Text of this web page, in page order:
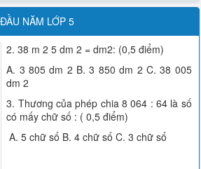
NĂM LỚP 5
2. 38 m 2 5 dm 2 = dm2: (0,5 điểm)
A. 3 805 dm 2 B. 3 850 dm 2 C. 38 005
dm 2
3. Thương của phép chia 8 064 : 64 là số
có mấy chữ số : ( 0,5 điểm)
A. 5 chữ số B. 4 chữ số C. 3 chữ số